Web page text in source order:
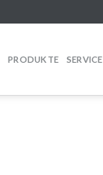
PRODUKTE SERVICE